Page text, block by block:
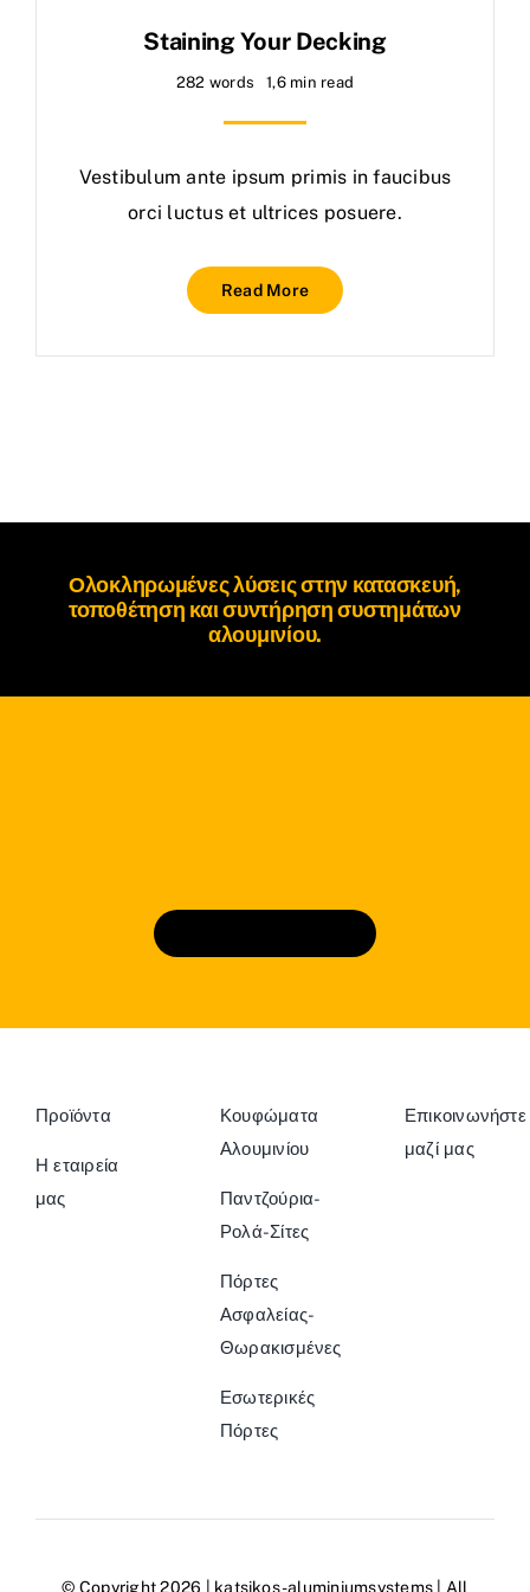
Staining Your Decking
282 words 1,6 min read
Vestibulum ante ipsum primis in faucibus
orci luctus et ultrices posuere.
Read More
Ολοκληρωμένες λύσεις στην κατασκευή,
τοποθέτηση και συντήρησησυστημάτων
αλουμινίου.
Προϊόντα
Η εταιρεία
μας
Κουφώματα
Αλουμινίου
Παντζούρια-
Ρολά-Σίτες
Πόρτες
Ασφαλείας-
Θωρακισμένες
Εσωτερικές
Πόρτες
Επικοινωνήστε
μαζί μας
© Copyright 2026 | katsikos-aluminiumsystems | All